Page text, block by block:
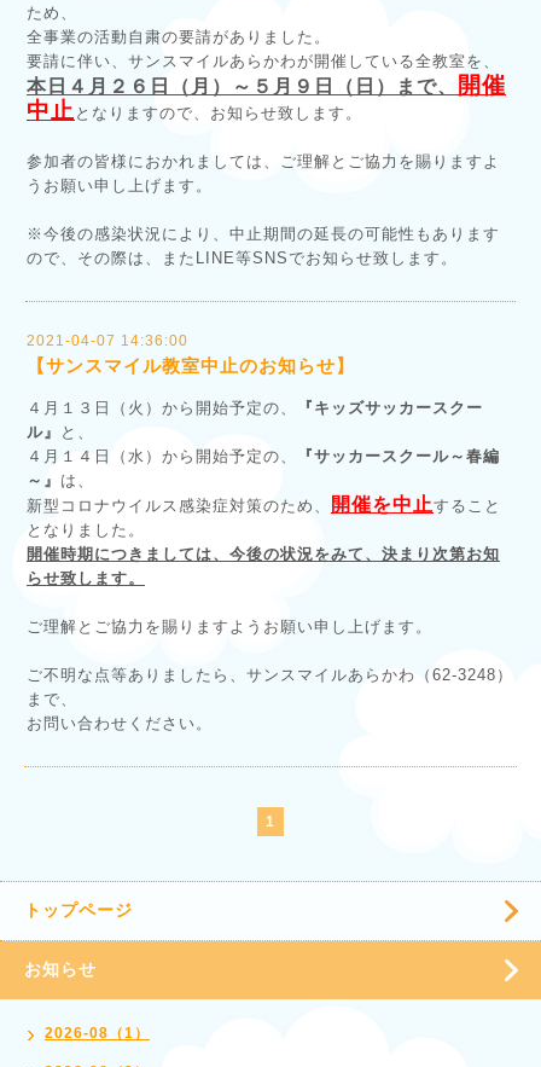
ため、
全事業の活動自粛の要請がありました。
要請に伴い、サンスマイルあらかわが開催している全教室を、
本日４月２６日（月）～５月９日（日）まで、
開催
中止 となりますので、お知らせ致します。
参加者の皆様におかれましては、ご理解とご協力を賜りますよ
うお願い申し上げます。
※今後の感染状況により、中止期間の延長の可能性もあります
ので、その際は、またLINE等SNSでお知らせ致します。
2021-04-07 14:36:00
【サンスマイル教室中止のお知らせ】
４月１３日（火）から開始予定の、
『キッズサッカースクー
ル』
と、
４月１４日（水）から開始予定の、
『サッカースクール～春編
～』 は、
新型コロナウイルス感染症対策のため、
開催を中止すること
となりました。
開催時期につきましては、今後の状況をみて、決まり次第お知
らせ致します。
ご理解とご協力を賜りますようお願い申し上げます。
ご不明な点等ありましたら、サンスマイルあらかわ（62-3248）
まで、
お問い合わせください。
1
トップページ
お知らせ
2026-08（1）